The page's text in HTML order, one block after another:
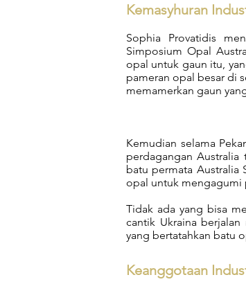
Kemasyhuran
Sophia Provatidis
Simposium Opal
opal untuk gaun itu,
pameran opal besar di
memamerkan gaun
Kemudian selama
perdagangan Australia
batu permata Australia
opal untuk mengagumi
Tidak ada yang bisa
cantik Ukraina
yang bertatahkan batu
Keanggotaan